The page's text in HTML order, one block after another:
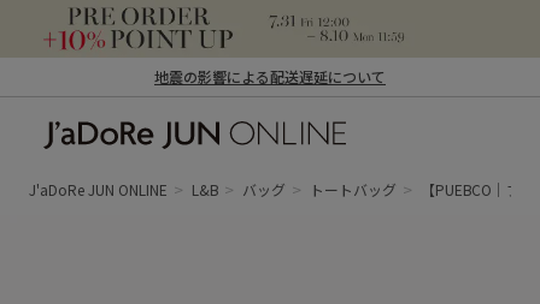
地震の影響による配送遅延について
ン オンライン）
J'aDoRe JUN ONLINE L&B バッグ トートバッグ 【PUEBCO｜プ